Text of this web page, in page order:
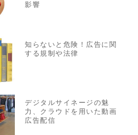
影響
知らないと危険！広告に関
する規制や法律
デジタルサイネージの魅
力、クラウドを用いた動画
広告配信